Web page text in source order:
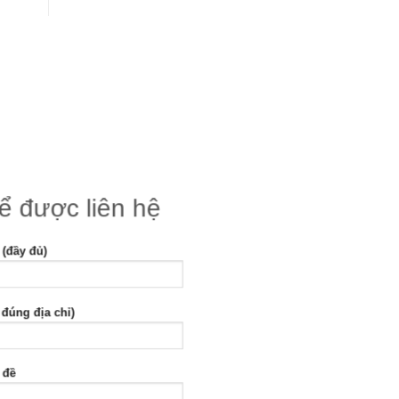
được liên hệ
(đầy đủ)
địa chỉ)
đề